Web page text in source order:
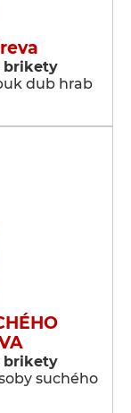
brikety
dub hrab
brikety
suchého